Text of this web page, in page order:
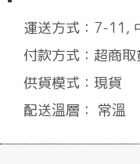
運送方式：7-11,
付款方式：超商
供貨模式：現貨
配送溫層： 常溫